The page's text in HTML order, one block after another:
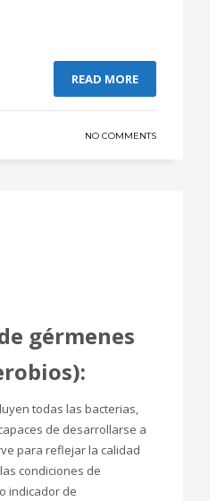
READ MORE
NO COMMENTS
gérmenes
:
todas las bacterias,
de desarrollarse a
para reflejar la calidad
condiciones de
indicador de